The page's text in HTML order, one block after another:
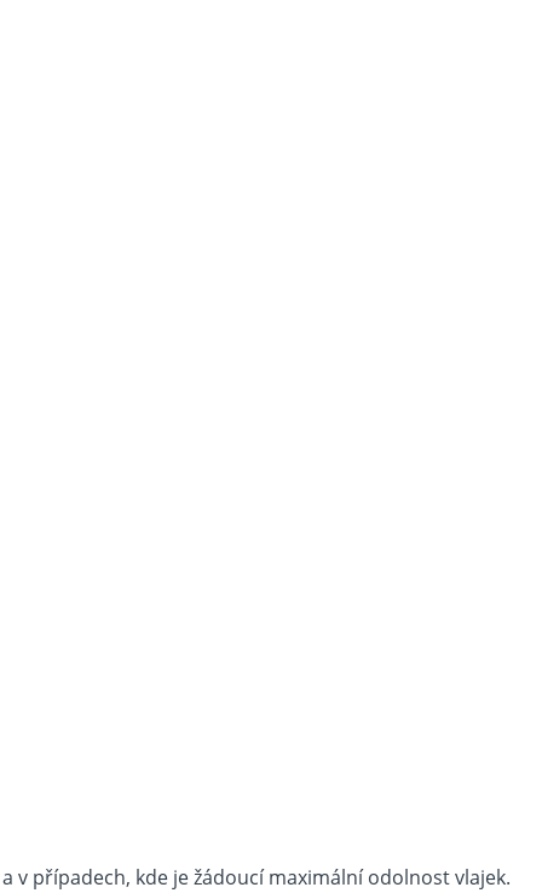
v případech, kde je žádoucí maximální odolnost vlajek.